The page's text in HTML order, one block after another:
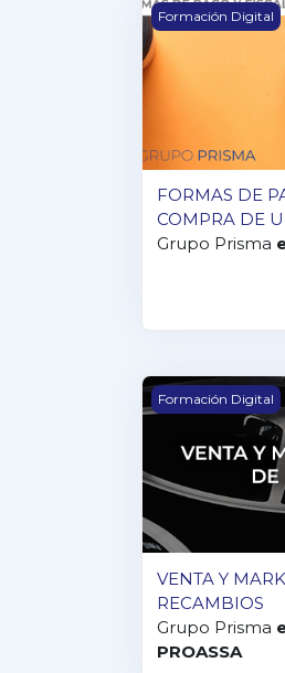
FORMAS DE
Formación Digital
FORMAS DE
COMPRA DE
Grupo Prisma
VENTA Y
Formación Digital
VENTA Y
RECAMBIOS
Grupo Prisma
PROASSA